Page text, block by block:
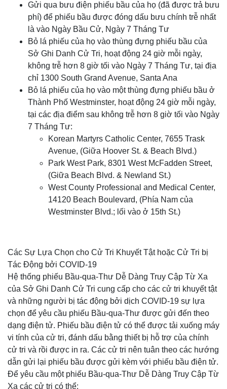
Gửi qua bưu điện phiếu bầu của họ (đã được trả bưu
phí) để phiếu bầu được đóng dấu bưu chính trễ nhất
là vào Ngày Bầu Cử, Ngày 7 Tháng Tư
Bỏ lá phiếu của họ vào thùng đựng phiếu bầu của
Sở Ghi Danh Cử Tri, hoạt động 24 giờ mỗi ngày,
không trễ hơn 8 giờ tối vào Ngày 7 Tháng Tư, tại địa
chỉ 1300 South Grand Avenue, Santa Ana
Bỏ lá phiếu của họ vào một thùng đựng phiếu bầu ở
Thành Phố Westminster, hoạt động 24 giờ mỗi ngày,
tại các địa điểm sau không trễ hơn 8 giờ tối vào Ngày
7 Tháng Tư:
Korean Martyrs Catholic Center, 7655 Trask
Avenue, (Giữa Hoover St. & Beach Blvd.)
Park West Park, 8301 West McFadden Street,
(Giữa Beach Blvd. & Newland St.)
West County Professional and Medical Center,
14120 Beach Boulevard, (Phía Nam của
Westminster Blvd.; lối vào ở 15th St.)
Các Sự Lựa Chọn cho Cử Tri Khuyết Tật hoặc Cử Tri bị
Tác Động bởi COVID-19
Hệ thống phiếu Bầu-qua-Thư Dễ Dàng Truy Cập Từ Xa
của Sở Ghi Danh Cử Tri cung cấp cho các cử tri khuyết tật
và những người bị tác động bởi dịch COVID-19 sự lựa
chọn để yêu cầu phiếu Bầu-qua-Thư được gửi đến theo
dạng điện tử. Phiếu bầu điện tử có thể được tải xuống máy
vi tính của cử tri, đánh dấu bằng thiết bị hỗ trợ của chính
cử tri và rồi được in ra. Các cử tri nên tuân theo các hướng
dẫn gửi lại phiếu bầu được gửi kèm với phiếu bầu điện tử.
Để yêu cầu một phiếu Bầu-qua-Thư Dễ Dàng Truy Cập Từ
Xa các cử tri có thể: